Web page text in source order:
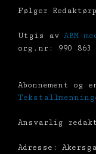
Følger
Utgis av ABM-
org.nr: 990 863
Abonnement og
Ansvarlig
Adresse: